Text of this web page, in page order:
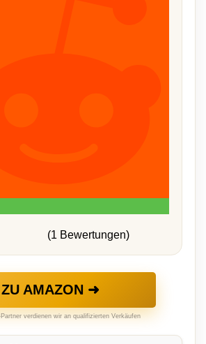
(1 Bewertungen)
ZU AMAZON ➜
verdienen wir an qualifizierten Verkäufen